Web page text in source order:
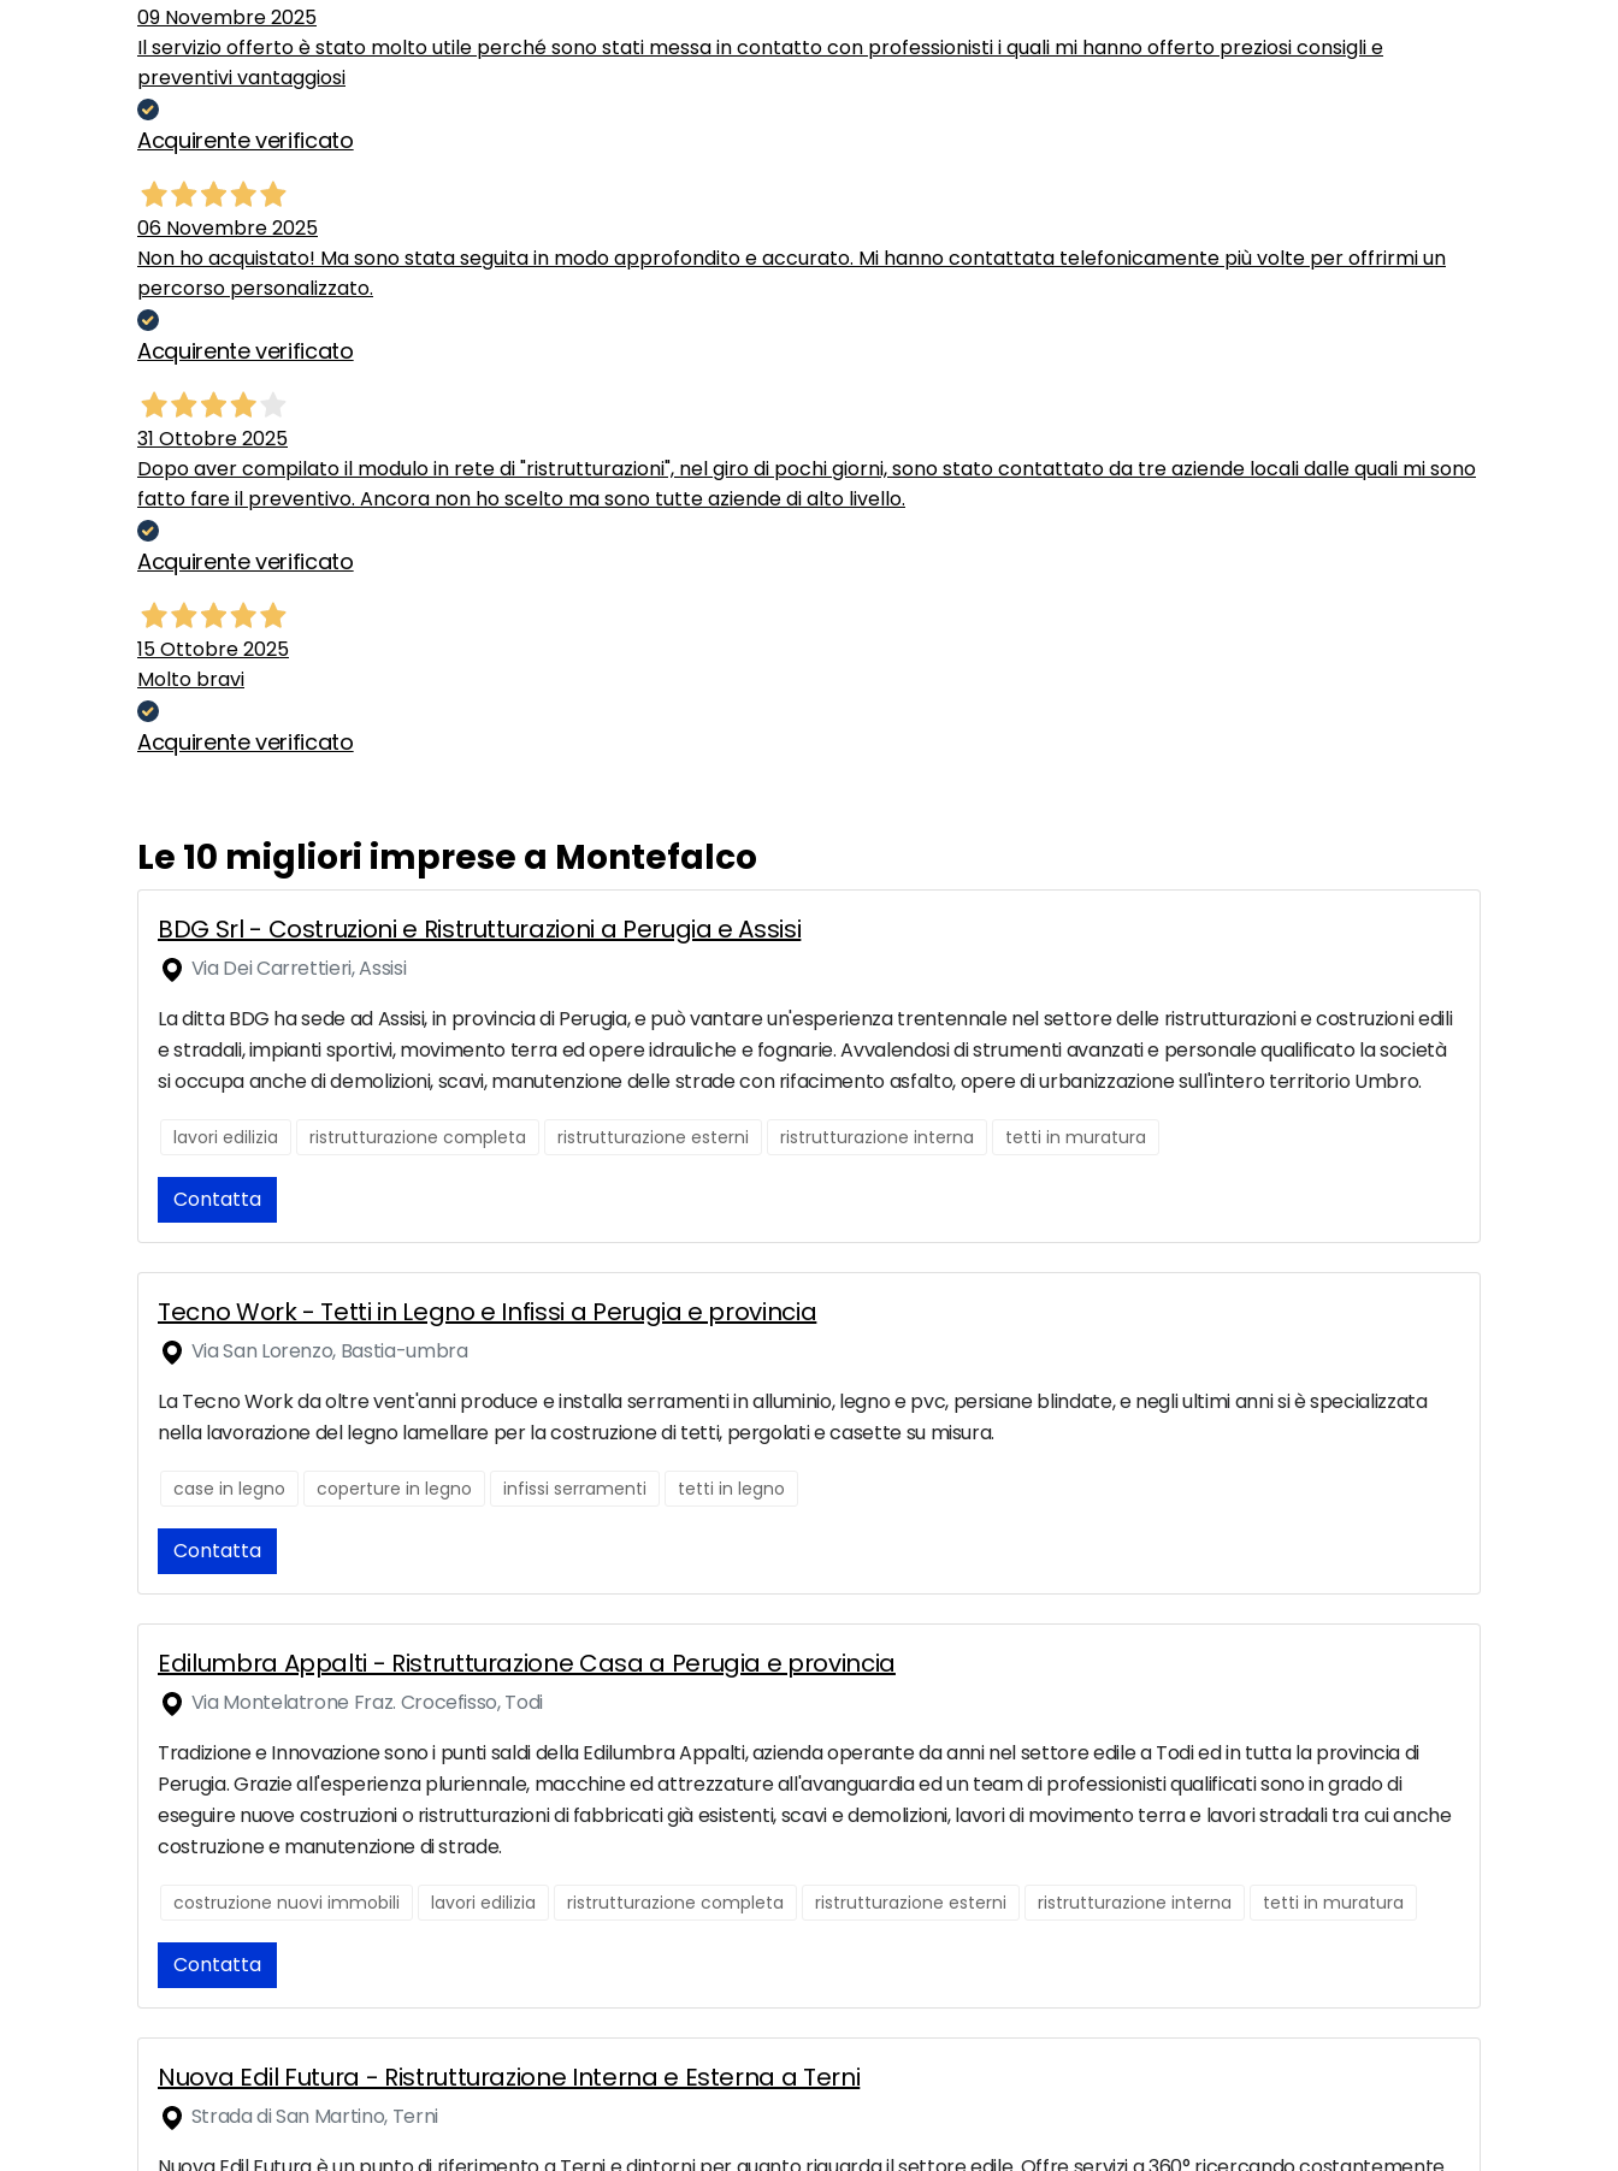
09 Novembre 2025
Il servizio offerto è stato molto utile perché sono stati messa in contatto con professionisti i quali mi hanno offerto preziosi consigli e
preventivi vantaggiosi
Acquirente verificato
06 Novembre 2025
Non ho acquistato! Ma sono stata seguita in modo approfondito e accurato. Mi hanno contattata telefonicamente più volte per offrirmi un
percorso personalizzato.
Acquirente verificato
31 Ottobre 2025
Dopo aver compilato il modulo in rete di "ristrutturazioni", nel giro di pochi giorni, sono stato contattato da tre aziende locali dalle quali mi sono
fatto fare il preventivo. Ancora non ho scelto ma sono tutte aziende di alto livello.
Acquirente verificato
15 Ottobre 2025
Molto bravi
Acquirente verificato
Le 10 migliori imprese a Montefalco
BDG Srl - Costruzioni e Ristrutturazioni a Perugia e Assisi
Via Dei Carrettieri, Assisi
La ditta BDG ha sede ad Assisi, in provincia di Perugia, e può vantare un'esperienza trentennale nel settore delle ristrutturazioni e costruzioni edili
e stradali, impianti sportivi, movimento terra ed opere idrauliche e fognarie. Avvalendosi di strumenti avanzati e personale qualificato la società
si occupa anche di demolizioni, scavi, manutenzione delle strade con rifacimento asfalto, opere di urbanizzazione sull'intero territorio Umbro.
lavori edilizia ristrutturazione completa ristrutturazione esterni ristrutturazione interna tetti in muratura
Contatta
Tecno Work - Tetti in Legno e Infissi a Perugia e provincia
Via San Lorenzo, Bastia-umbra
La Tecno Work da oltre vent'anni produce e installa serramenti in alluminio, legno e pvc, persiane blindate, e negli ultimi anni si è specializzata
nella lavorazione del legno lamellare per la costruzione di tetti, pergolati e casette su misura.
case in legno coperture in legno infissi serramenti tetti in legno
Contatta
Edilumbra Appalti - Ristrutturazione Casa a Perugia e provincia
Via Montelatrone Fraz. Crocefisso, Todi
Tradizione e Innovazione sono i punti saldi della Edilumbra Appalti, azienda operante da anni nel settore edile a Todi ed in tutta la provincia di
Perugia. Grazie all'esperienza pluriennale, macchine ed attrezzature all'avanguardia ed un team di professionisti qualificati sono in grado di
eseguire nuove costruzioni o ristrutturazioni di fabbricati già esistenti, scavi e demolizioni, lavori di movimento terra e lavori stradali tra cui anche
costruzione e manutenzione di strade.
costruzione nuovi immobili lavori edilizia ristrutturazione completa ristrutturazione esterni ristrutturazione interna tetti in muratura
Contatta
Nuova Edil Futura - Ristrutturazione Interna e Esterna a Terni
Strada di San Martino, Terni